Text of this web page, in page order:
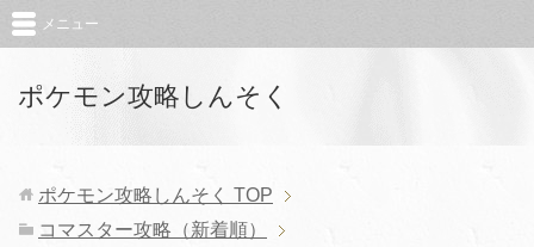
ポケモン攻略しんそく
メニュー
ポケモン攻略しんそく TOP
コマスター攻略（新着順）